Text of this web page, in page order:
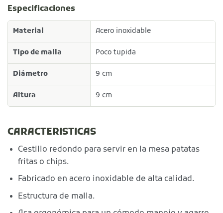
Especificaciones
Material Acero inoxidable
Tipo de malla Poco tupida
Diámetro 9 cm
Altura 9 cm
CARACTERISTICAS
Cestillo redondo para servir en la mesa patatas
fritas o chips.
Fabricado en acero inoxidable de alta calidad.
Estructura de malla.